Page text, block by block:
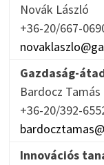
Novák László
+36-20/667-
Gazdaság-
Bardocz Tamás
+36-20/392-
Innovációs